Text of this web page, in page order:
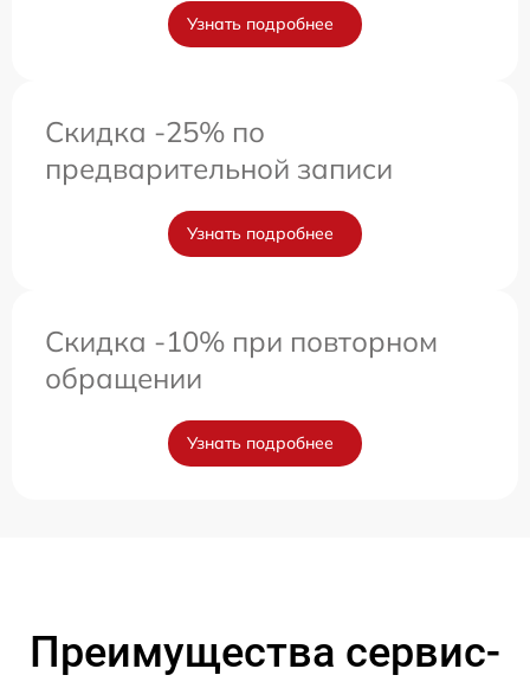
Узнать подробнее
Скидка -25% по
предварительной записи
Узнать подробнее
Скидка -10% при повторном
обращении
Узнать подробнее
Преимущества сервис-